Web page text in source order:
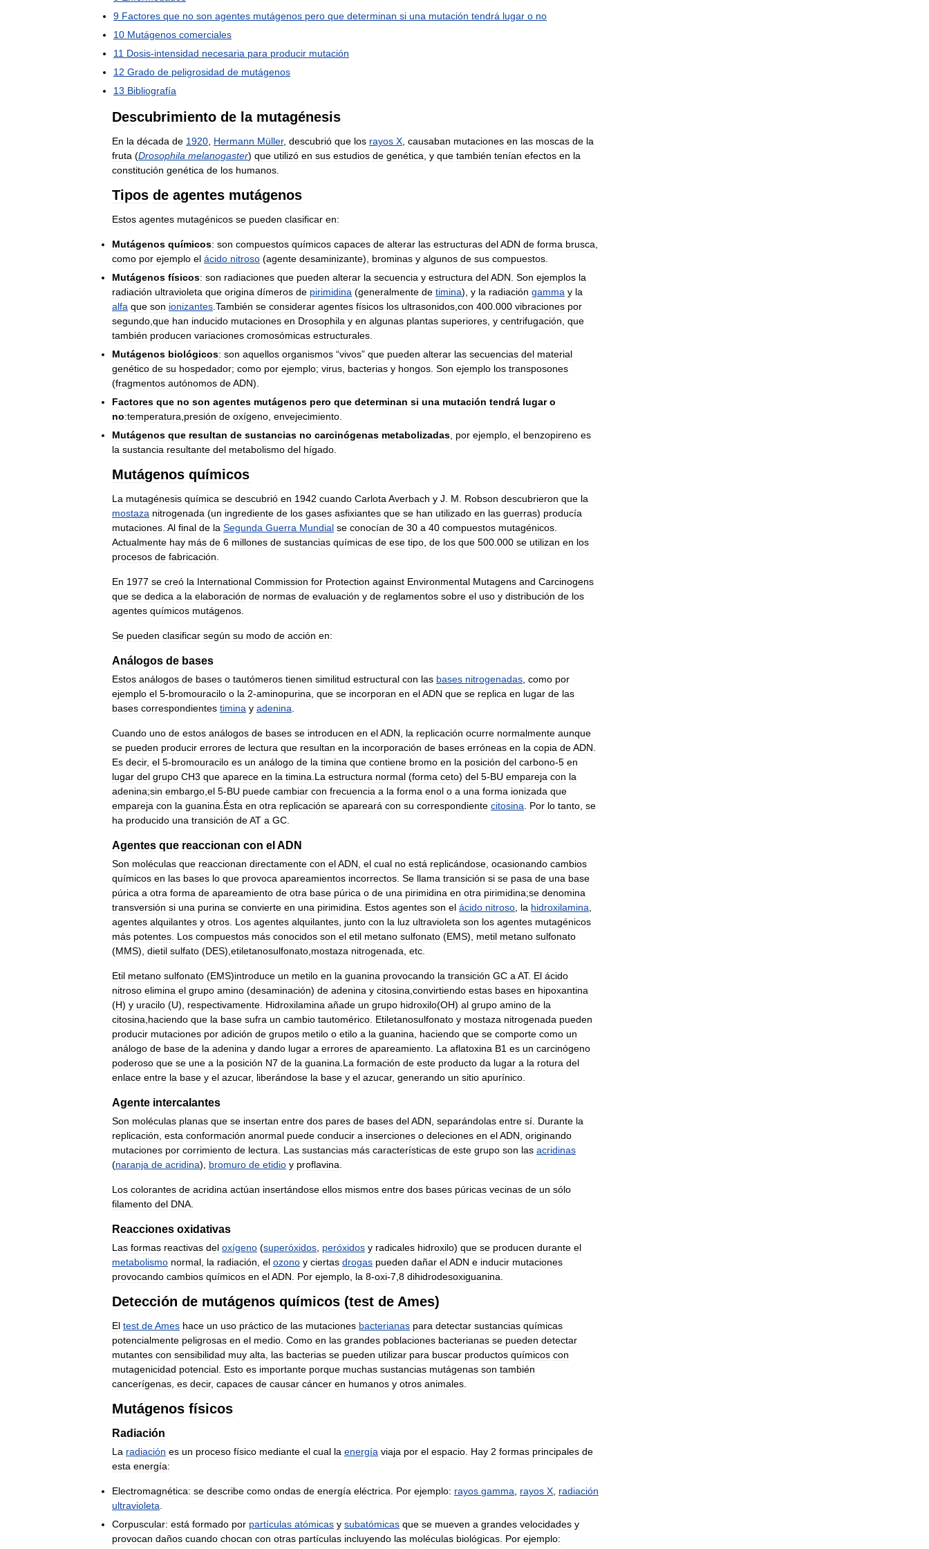
9 Factores que no son agentes mutágenos pero que determinan si una mutación tendrá lugar o no
10 Mutágenos comerciales
11 Dosis-intensidad necesaria para producir mutación
12 Grado de peligrosidad de mutágenos
13 Bibliografía
Descubrimiento de la mutagénesis
En la década de 1920 Hermann Müller, descubrió que los rayos X causaban mutaciones en las moscas de la
fruta (Drosophila melanogaster) que utilizó en sus estudios de genética y que también tenían efectos en la
constitución genética de los humanos
Tipos de agentes mutágenos
Estos agentes mutagénicos se pueden clasificar en:
Mutágenos químicos: son compuestos químicos capaces de alterar las estructuras delADN de forma brusca
como por ejemplo el ácido nitroso (agente desaminizante), brominas y algunos de sus compuestos
Mutágenos físicos: son radiaciones que pueden alterar la secuencia y estructura delADN Son ejemplos la
radiación ultravioleta que origina dímeros de pirimidina (generalmente de timina), y la radiación gamma y la
alfa que son ionizantes También se considerar agentes físicos los ultrasonidos con 400 000 vibraciones por
segundo que han inducido mutaciones en Drosophila y en algunas plantas superiores y centrifugación que
también producen variaciones cromosómicas estructurales
Mutágenos biológicos: son aquellos organismos “vivos” que pueden alterar las secuencias del material
genético de su hospedador; como por ejemplo; virus bacterias y hongos Son ejemplo los transposones
(fragmentos autónomos deADN).
Factores que no son agentes mutágenos pero que determinan si una mutación tendrá lugar o
no:temperatura presión de oxígeno envejecimiento
Mutágenos que resultan de sustancias no carcinógenas metabolizadas por ejemplo el benzopireno es
la sustancia resultante del metabolismo del hígado
Mutágenos químicos
La mutagénesis química se descubrió en 1942 cuando Carlota Averbach y J M Robson descubrieron que la
mostaza nitrogenada (un ingrediente de los gases asfixiantes que se han utilizado en las guerras) producía
mutaciones Al final de la Segunda Guerra Mundial se conocían de 30 a 40 compuestos mutagénicos
Actualmente hay más de 6 millones de sustancias químicas de ese tipo de los que 500 000 se utilizan en los
procesos de fabricación
En 1977 se creó la International Commission for Protection against Environmental Mutagens and Carcinogens
que se dedica a la elaboración de normas de evaluación y de reglamentos sobre el uso y distribución de los
agentes químicos mutágenos
Se pueden clasificar según su modo de acción en:
Análogos de bases
Estos análogos de bases o tautómeros tienen similitud estructural con las bases nitrogenadas como por
ejemplo el 5-bromouracilo o la 2-aminopurina que se incorporan en elADN que se replica en lugar de las
bases correspondientes timina y adenina
Cuando uno de estos análogos de bases se introducen en elADN la replicación ocurre normalmente aunque
se pueden producir errores de lectura que resultan en la incorporación de bases erróneas en la copia deADN
Es decir, el 5-bromouracilo es un análogo de la timina que contiene bromo en la posición del carbono-5 en
lugar del grupo CH3 que aparece en la timina La estructura normal (forma ceto) del 5-BU empareja con la
adenina;sin embargo el 5-BU puede cambiar con frecuencia a la forma enol o a una forma ionizada que
empareja con la guanina Ésta en otra replicación se apareará con su correspondiente citosina Por lo tanto se
ha producido una transición deAT a GC
Agentes que reaccionan con el ADN
Son moléculas que reaccionan directamente con elADN el cual no está replicándose ocasionando cambios
químicos en las bases lo que provoca apareamientos incorrectos Se llama transición si se pasa de una base
púrica a otra forma de apareamiento de otra base púrica o de una pirimidina en otra pirimidina;se denomina
transversión si una purina se convierte en una pirimidina Estos agentes son el ácido nitroso la hidroxilamina
agentes alquilantes y otros Los agentes alquilantes junto con la luz ultravioleta son los agentes mutagénicos
más potentes Los compuestos más conocidos son el etil metano sulfonato (EMS), metil metano sulfonato
(MMS), dietil sulfato (DES), etiletanosulfonato mostaza nitrogenada etc
Etil metano sulfonato (EMS)introduce un metilo en la guanina provocando la transición GC a AT. El ácido
nitroso elimina el grupo amino (desaminación) de adenina y citosina convirtiendo estas bases en hipoxantina
(H) y uracilo (U), respectivamente Hidroxilamina añade un grupo hidroxilo(OH) al grupo amino de la
citosina haciendo que la base sufra un cambio tautomérico Etiletanosulfonato y mostaza nitrogenada pueden
producir mutaciones por adición de grupos metilo o etilo a la guanina haciendo que se comporte como un
análogo de base de la adenina y dando lugar a errores de apareamiento La aflatoxina B1 es un carcinógeno
poderoso que se une a la posición N7 de la guanina La formación de este producto da lugar a la rotura del
enlace entre la base y el azucar, liberándose la base y el azucar, generando un sitio apurínico
Agente intercalantes
Son moléculas planas que se insertan entre dos pares de bases delADN separándolas entre sí Durante la
replicación esta conformación anormal puede conducir a inserciones o deleciones en elADN originando
mutaciones por corrimiento de lectura Las sustancias más características de este grupo son las acridinas
(naranja de acridina), bromuro de etidio y proflavina
Los colorantes de acridina actúan insertándose ellos mismos entre dos bases púricas vecinas de un sólo
filamento del DNA
Reacciones oxidativas
Las formas reactivas del oxígeno (superóxidos peróxidos y radicales hidroxilo) que se producen durante el
metabolismo normal la radiación el ozono y ciertas drogas pueden dañar elADN e inducir mutaciones
provocando cambios químicos en elADN Por ejemplo la 8-oxi-7 8 dihidrodesoxiguanina
Detección de mutágenos químicos (test de Ames)
El test deAmes hace un uso práctico de las mutaciones bacterianas para detectar sustancias químicas
potencialmente peligrosas en el medio Como en las grandes poblaciones bacterianas se pueden detectar
mutantes con sensibilidad muy alta las bacterias se pueden utilizar para buscar productos químicos con
mutagenicidad potencial Esto es importante porque muchas sustancias mutágenas son también
cancerígenas es decir, capaces de causar cáncer en humanos y otros animales
Mutágenos físicos
Radiación
La radiación es un proceso físico mediante el cual la energía viaja por el espacio Hay 2 formas principales de
esta energía:
Electromagnética: se describe como ondas de energía eléctrica Por ejemplo: rayos gamma rayos X radiación
ultravioleta
Corpuscular: está formado por partículas atómicas y subatómicas que se mueven a grandes velocidades y
provocan daños cuando chocan con otras partículas incluyendo las moléculas biológicas Por ejemplo: